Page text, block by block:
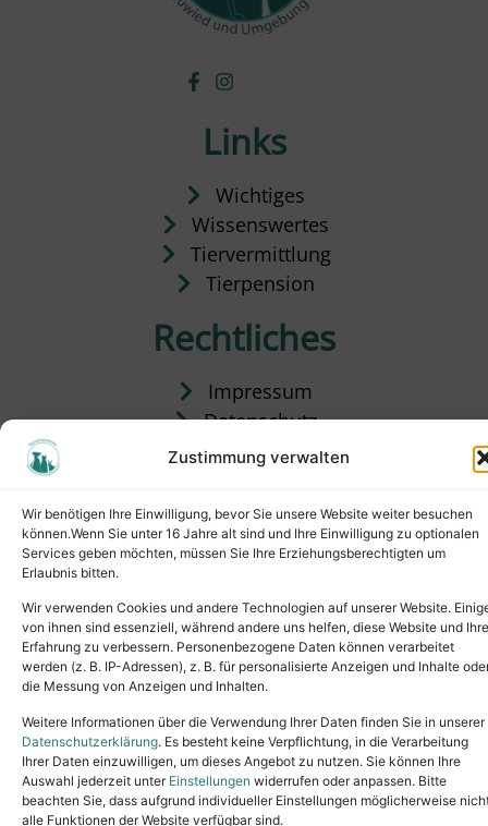
Zustimmung verwalten
Wir benötigen Ihre Einwilligung, bevor Sie unsere Website weiter besuchen
können.Wenn Sie unter 16 Jahre alt sind und Ihre Einwilligung zu optionalen
Services geben möchten, müssen Sie Ihre Erziehungsberechtigten um
Erlaubnis bitten.
Wir verwenden Cookies und andere Technologien auf unserer Website.
von ihnen sind essenziell, während andere uns helfen, diese Website und Ihre
Erfahrung zu verbessern. Personenbezogene Daten können verarbeitet
werden (z. B. IP-Adressen), z. B. für personalisierte Anzeigen und Inhalte
die Messung von Anzeigen und Inhalten.
Weitere Informationen über die Verwendung Ihrer Daten finden Sie in unserer
Datenschutzerklärung. Es besteht keine Verpflichtung, in die Verarbeitung
Ihrer Daten einzuwilligen, um dieses Angebot zu nutzen. Sie können Ihre
Auswahl jederzeit unter Einstellungen widerrufen oder anpassen. Bitte
beachten Sie, dass aufgrund individueller Einstellungen möglicherweise
alle Funktionen der Website verfügbar sind.
Links
Wichtiges
Wissenswertes
Tiervermittlung
Tierpension
Rechtliches
Impressum
Datenschutz
Satzung
Copyright © 2024. All rights reserved.
Tel.: (02631) 55356buero@tierheim-neuwied.de
Ludwigshof 1, 56567 Neuwied